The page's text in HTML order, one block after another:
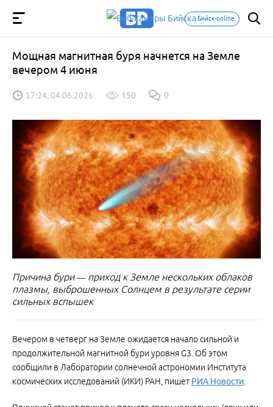
Бийск-online
Мощная магнитная буря начнется на Земле
вечером 4 июня
17:24, 04.06.2026 150 0
Причина бури — приход к Земле нескольких облаков
плазмы, выброшенных Солнцем в результате серии
сильных вспышек
Вечером в четверг на Земле ожидается начало сильной и
продолжительной магнитной бури уровня G3. Об этом
сообщили в Лаборатории солнечной астрономии Института
космических исследований (ИКИ) РАН, пишет РИА Новости.